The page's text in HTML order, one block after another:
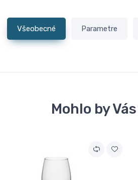
Všeobecné Parametre
Mohlo by